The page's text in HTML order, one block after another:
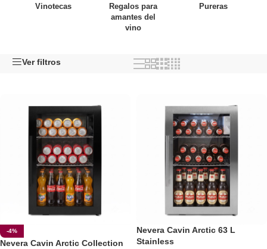
Vinotecas
Regalos para
amantes del
vino
Pureras
Ver filtros
-4%
Nevera Cavin Arctic Collection
Nevera Cavin Arctic 63 L
Stainless